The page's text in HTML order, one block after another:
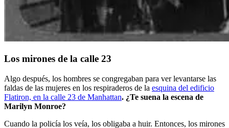
Los mirones de la calle 23
Algo después, los hombres se congregaban para ver levantarse las
faldas de las mujeres en los respiraderos de la esquina del edificio
Flatiron, en la calle 23 de Manhattan. ¿Te suena la escena de
Marilyn Monroe?
Cuando la policía los veía, los obligaba a huir. Entonces, los mirones